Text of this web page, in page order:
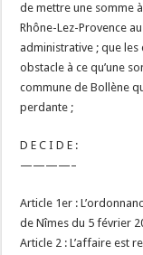
de mettre une somme
Rhône-Lez-Provence
administrative ; que
obstacle à ce qu’une
commune de Bollène
perdante ;
D E C I D E :
————–
Article 1er :
de Nîmes du 5 février
Article 2 : L’affaire est